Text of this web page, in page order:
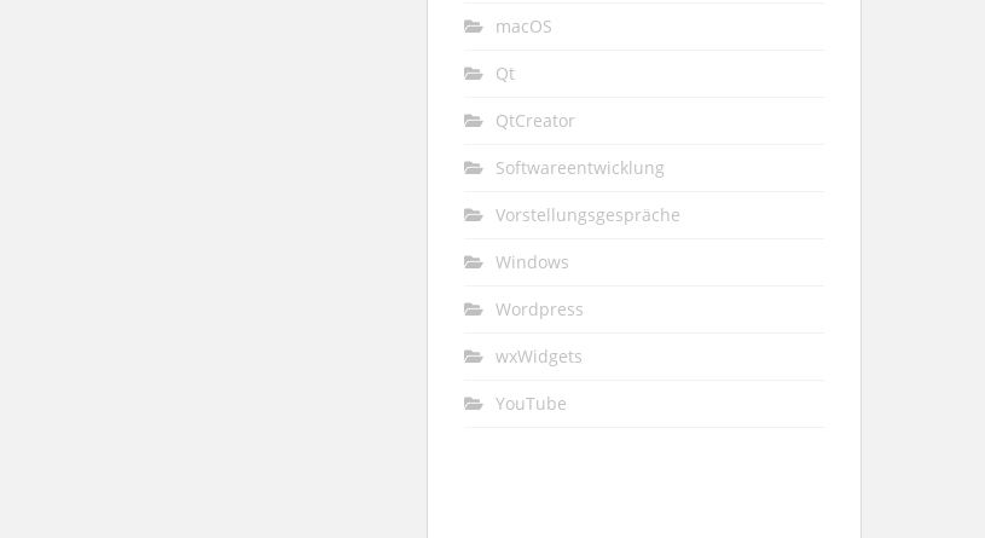
macOS
Qt
QtCreator
Softwareentwicklung
Vorstellungsgespräche
Windows
Wordpress
wxWidgets
YouTube